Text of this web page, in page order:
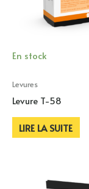
En stock
Levures
Levure T-58
LIRE LA SUITE